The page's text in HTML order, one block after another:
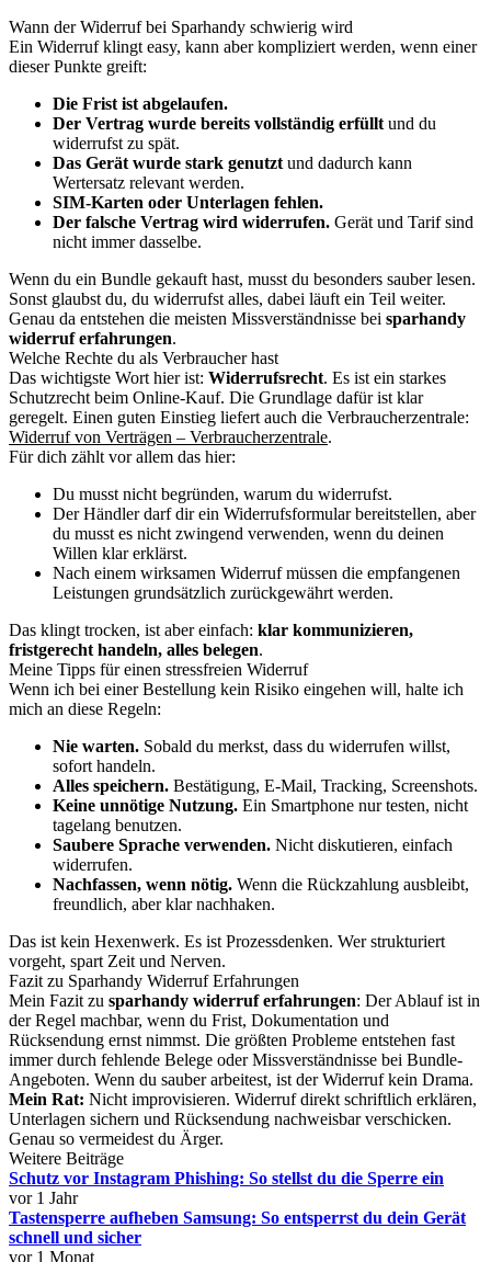
Wann der Widerruf bei Sparhandy schwierig wird
Ein Widerruf klingt easy, kann aber kompliziert werden, wenn einer
dieser Punkte greift:
Die Frist ist abgelaufen.
Der Vertrag wurde bereits vollständig erfüllt und du
widerrufst zu spät.
Das Gerät wurde stark genutzt und dadurch kann
Wertersatz relevant werden.
SIM-Karten oder Unterlagen fehlen.
Der falsche Vertrag wird widerrufen. Gerät und Tarif sind
nicht immer dasselbe.
Wenn du ein Bundle gekauft hast, musst du besonders sauber lesen.
Sonst glaubst du, du widerrufst alles, dabei läuft ein Teil weiter.
Genau da entstehen die meisten Missverständnisse bei sparhandy
widerruf erfahrungen.
Welche Rechte du als Verbraucher hast
Das wichtigste Wort hier ist: Widerrufsrecht. Es ist ein starkes
Schutzrecht beim Online-Kauf. Die Grundlage dafür ist klar
geregelt. Einen guten Einstieg liefert auch die Verbraucherzentrale:
Widerruf von Verträgen – Verbraucherzentrale.
Für dich zählt vor allem das hier:
Du musst nicht begründen, warum du widerrufst.
Der Händler darf dir ein Widerrufsformular bereitstellen, aber
du musst es nicht zwingend verwenden, wenn du deinen
Willen klar erklärst.
Nach einem wirksamen Widerruf müssen die empfangenen
Leistungen grundsätzlich zurückgewährt werden.
Das klingt trocken, ist aber einfach: klar kommunizieren,
fristgerecht handeln, alles belegen.
Meine Tipps für einen stressfreien Widerruf
Wenn ich bei einer Bestellung kein Risiko eingehen will, halte ich
mich an diese Regeln:
Nie warten. Sobald du merkst, dass du widerrufen willst,
sofort handeln.
Alles speichern. Bestätigung, E-Mail, Tracking, Screenshots.
Keine unnötige Nutzung. Ein Smartphone nur testen, nicht
tagelang benutzen.
Saubere Sprache verwenden. Nicht diskutieren, einfach
widerrufen.
Nachfassen, wenn nötig. Wenn die Rückzahlung ausbleibt,
freundlich, aber klar nachhaken.
Das ist kein Hexenwerk. Es ist Prozessdenken. Wer strukturiert
vorgeht, spart Zeit und Nerven.
Fazit zu Sparhandy Widerruf Erfahrungen
Mein Fazit zu sparhandy widerruf erfahrungen: Der Ablauf ist in
der Regel machbar, wenn du Frist, Dokumentation und
Rücksendung ernst nimmst. Die größten Probleme entstehen fast
immer durch fehlende Belege oder Missverständnisse bei Bundle-
Angeboten. Wenn du sauber arbeitest, ist der Widerruf kein Drama.
Mein Rat: Nicht improvisieren. Widerruf direkt schriftlich erklären,
Unterlagen sichern und Rücksendung nachweisbar verschicken.
Genau so vermeidest du Ärger.
Weitere Beiträge
Schutz vor Instagram Phishing: So stellst du die Sperre ein
vor 1 Jahr
Tastensperre aufheben Samsung: So entsperrst du dein Gerät
schnell und sicher
vor 1 Monat